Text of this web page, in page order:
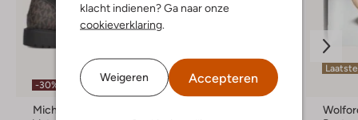
klacht indienen? Ga naar onze
cookieverklaring
Weigeren Accepteren
-30%
Michael Kors Kids